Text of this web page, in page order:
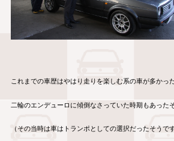
これまでの車歴はやはり走りを楽しむ系の車が多かっ
二輪のエンデューロに傾倒なさっていた時期もあった
（その当時は車はトランポとしての選択だったそうです